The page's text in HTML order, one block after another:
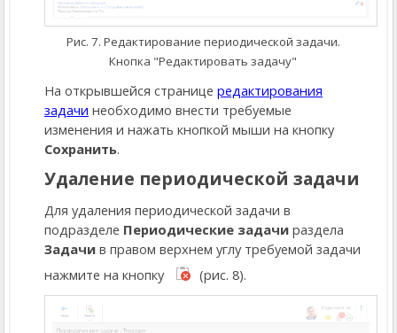
Рис. 7. Редактирование периодической задачи.
Кнопка "Редактировать задачу"
На открывшейся странице редактирования
задачи необходимо внести требуемые
изменения и нажать кнопкой мыши на кнопку
Сохранить.
Удаление периодической задачи
Для удаления периодической задачи в
подразделе Периодические задачи раздела
Задачи в правом верхнем углу требуемой задачи
нажмите на кнопку
(рис. 8).